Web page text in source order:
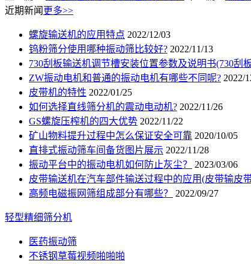
近期新闻 更多>>
螺旋输送机的应用特点 2022/12/03
钨粉筛分使用哪种振动筛比较好? 2022/11/13
730刮板输送机调节槽安装位置参数及说明书(730刮
ZW振动电机和普通的振动电机有哪些不同呢? 2022/
皮带机的特性 2022/01/25
如何选择直线筛分机的震动电动机? 2022/11/26
GS螺旋压榨机的四大优势 2022/11/22
矿山物料提升过程中怎么保证安全可靠 2020/10/05
直排式振动筛车间备货图片展示 2022/11/28
振动平台中的振动电机如何防止灰尘？
2023/03/06
皮带输送机在汽车部件输送过程中的应用(皮带输皮
高频电磁振网筛组成部分有哪些？
2022/09/27
轻型精细筛分机
医药振动筛
不锈钢草莓视频啪啪啪